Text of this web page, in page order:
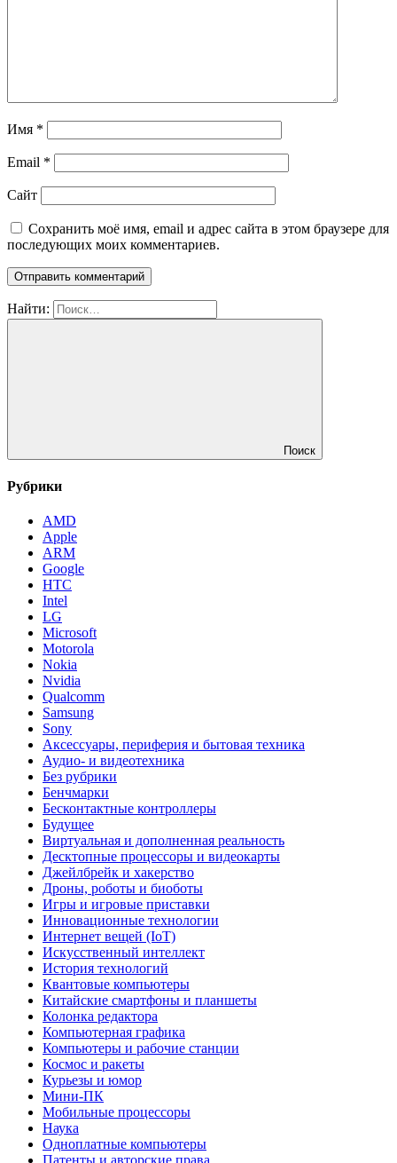
Имя *
Email *
Сайт
Сохранить моё имя, email и адрес сайта в этом браузере для
последующих моих комментариев.
Найти:
Поиск
Рубрики
AMD
Apple
ARM
Google
HTC
Intel
LG
Microsoft
Motorola
Nokia
Nvidia
Qualcomm
Samsung
Sony
Аксессуары, периферия и бытовая техника
Аудио- и видеотехника
Без рубрики
Бенчмарки
Бесконтактные контроллеры
Будущее
Виртуальная и дополненная реальность
Десктопные процессоры и видеокарты
Джейлбрейк и хакерство
Дроны, роботы и биоботы
Игры и игровые приставки
Инновационные технологии
Интернет вещей (IoT)
Искусственный интеллект
История технологий
Квантовые компьютеры
Китайские смартфоны и планшеты
Колонка редактора
Компьютерная графика
Компьютеры и рабочие станции
Космос и ракеты
Курьезы и юмор
Мини-ПК
Мобильные процессоры
Наука
Одноплатные компьютеры